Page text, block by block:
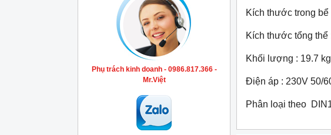
Phụ trách kinh doanh - 0986.817.366 -
Mr.Việt
Kích thước trong bể
Kích thước tổng thể
Khối lượng : 19.7 kg
Điện áp : 230V 50/
Phân loại theo